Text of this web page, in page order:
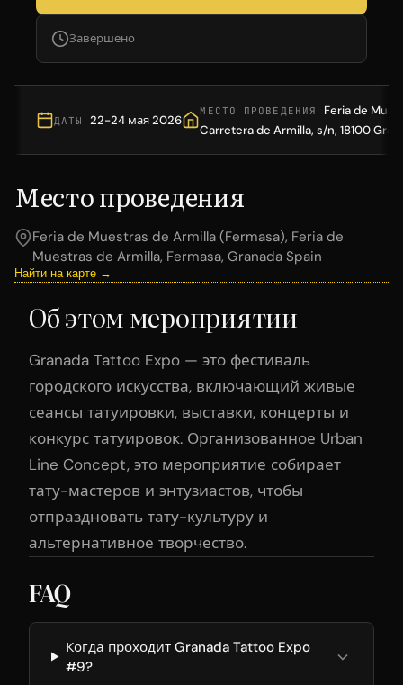
Завершено
ДАТЫ 22-24 мая 2026
МЕСТО ПРОВЕДЕНИЯ
Feria de
Carretera de Armilla, s/n, 18100
Место проведения
Feria de Muestras de Armilla (Fermasa), Feria de
Muestras de Armilla, Fermasa, Granada Spain
Найти на карте →
Об этом мероприятии
Granada Tattoo Expo — это фестиваль
городского искусства, включающий живые
сеансы татуировки, выставки, концерты и
конкурс татуировок. Организованное Urban
Line Concept, это мероприятие собирает
тату-мастеров и энтузиастов, чтобы
отпраздновать тату-культуру и
альтернативное творчество.
FAQ
Когда проходит Granada Tattoo Expo
#9?